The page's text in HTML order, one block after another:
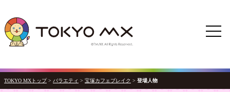
TOKYO MXトップ > バラエティ > 宝塚カフェブレイク > 登場人物